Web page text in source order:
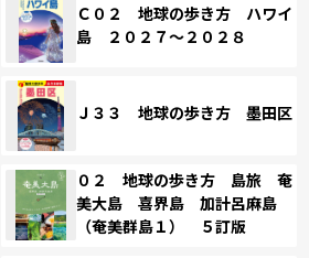
Ｃ０２ 地球の歩き方 ハワイ
島 ２０２７～２０２８
Ｊ３３ 地球の歩き方 墨田区
０２ 地球の歩き方 島旅 奄
美大島 喜界島 加計呂麻島
（奄美群島１） ５訂版